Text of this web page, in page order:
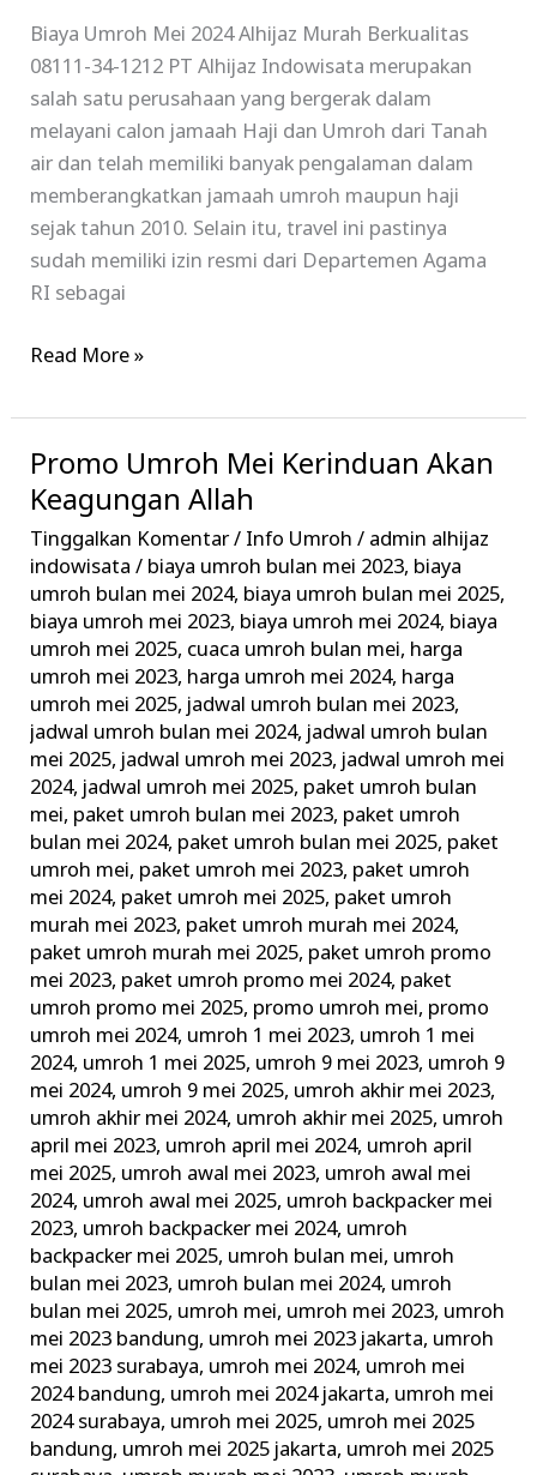
Biaya Umroh Mei 2024 Alhijaz Murah Berkualitas
08111-34-1212 PT Alhijaz Indowisata merupakan
salah satu perusahaan yang bergerak dalam
melayani calon jamaah Haji dan Umroh dari Tanah
air dan telah memiliki banyak pengalaman dalam
memberangkatkan jamaah umroh maupun haji
sejak tahun 2010. Selain itu, travel ini pastinya
sudah memiliki izin resmi dari Departemen Agama
RI sebagai
Read More »
Promo Umroh Mei Kerinduan Akan
Keagungan Allah
Tinggalkan Komentar/ Info Umroh / admin alhijaz
indowisata/ biaya umroh bulan mei 2023, biaya
umroh bulan mei 2024, biaya umroh bulan mei 2025,
biaya umroh mei 2023, biaya umroh mei 2024, biaya
umroh mei 2025, cuaca umroh bulan mei, harga
umroh mei 2023, harga umroh mei 2024, harga
umroh mei 2025, jadwal umroh bulan mei 2023,
jadwal umroh bulan mei 2024, jadwal umroh bulan
mei 2025, jadwal umroh mei 2023, jadwal umroh mei
2024, jadwal umroh mei 2025, paket umroh bulan
mei, paket umroh bulan mei 2023, paket umroh
bulan mei 2024, paket umroh bulan mei 2025, paket
umroh mei, paket umroh mei 2023, paket umroh
mei 2024, paket umroh mei 2025, paket umroh
murah mei 2023, paket umroh murah mei 2024,
paket umroh murah mei 2025, paket umroh promo
mei 2023, paket umroh promo mei 2024, paket
umroh promo mei 2025, promo umroh mei, promo
umroh mei 2024, umroh 1 mei 2023, umroh 1 mei
2024, umroh 1 mei 2025, umroh 9 mei 2023, umroh 9
mei 2024, umroh 9 mei 2025, umroh akhir mei 2023,
umroh akhir mei 2024, umroh akhir mei 2025, umroh
april mei 2023, umroh april mei 2024, umroh april
mei 2025, umroh awal mei 2023, umroh awal mei
2024, umroh awal mei 2025, umroh backpacker mei
2023, umroh backpacker mei 2024, umroh
backpacker mei 2025, umroh bulan mei, umroh
bulan mei 2023, umroh bulan mei 2024, umroh
bulan mei 2025, umroh mei, umroh mei 2023, umroh
mei 2023 bandung, umroh mei 2023 jakarta, umroh
mei 2023 surabaya, umroh mei 2024, umroh mei
2024 bandung, umroh mei 2024 jakarta, umroh mei
2024 surabaya, umroh mei 2025, umroh mei 2025
bandung, umroh mei 2025 jakarta, umroh mei 2025
Promo
Umroh
Mei
Kerinduan
Akan
Keagungan
Allah